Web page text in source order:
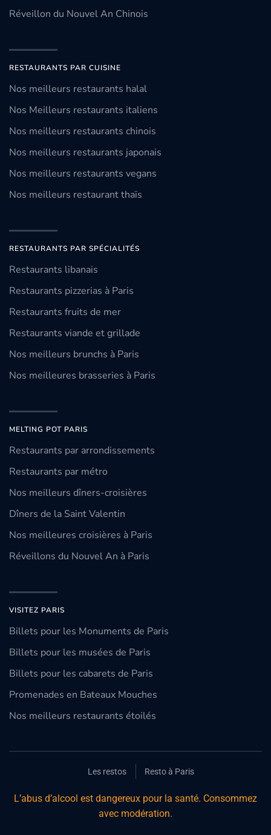
Réveillon du Nouvel An Chinois
RESTAURANTS PAR CUISINE
Nos meilleurs restaurants halal
Nos Meilleurs restaurants italiens
Nos meilleurs restaurants chinois
Nos meilleurs restaurants japonais
Nos meilleurs restaurants vegans
Nos meilleurs restaurant thaïs
RESTAURANTS PAR SPÉCIALITÉS
Restaurants libanais
Restaurants pizzerias à Paris
Restaurants fruits de mer
Restaurants viande et grillade
Nos meilleurs brunchs à Paris
Nos meilleures brasseries à Paris
MELTING POT PARIS
Restaurants par arrondissements
Restaurants par métro
Nos meilleurs dîners-croisières
Dîners de la Saint Valentin
Nos meilleures croisières à Paris
Réveillons du Nouvel An à Paris
VISITEZ PARIS
Billets pour les Monuments de Paris
Billets pour les musées de Paris
Billets pour les cabarets de Paris
Promenades en Bateaux Mouches
Nos meilleurs restaurants étoilés
Les restos Resto à Paris
L’abus d’alcool est dangereux pour la santé. Consommez
avec modération.